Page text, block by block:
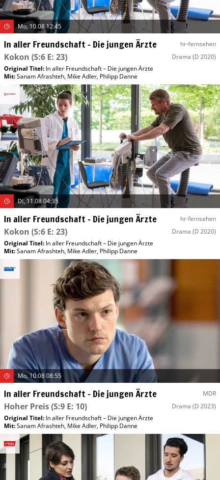
Mo, 10.08 12:45
In aller Freundschaft – Die jungen Ärzte hr-fernsehen
Kokon (S:6 E: 23) Drama (D 2020)
Original Titel: In aller Freundschaft – Die jungen Ärzte
Mit:Sanam Afrashteh, Mike Adler, Philipp Danne
Di, 11.08 04:35
In aller Freundschaft – Die jungen Ärzte hr-fernsehen
Kokon (S:6 E: 23) Drama (D 2020)
Original Titel: In aller Freundschaft – Die jungen Ärzte
Mit:Sanam Afrashteh, Mike Adler, Philipp Danne
Mo, 10.08 08:55
In aller Freundschaft – Die jungen Ärzte MDR
Hoher Preis(S:9 E: 10) Drama (D 2023)
Original Titel: In aller Freundschaft – Die jungen Ärzte
Mit:Sanam Afrashteh, Mike Adler, Philipp Danne